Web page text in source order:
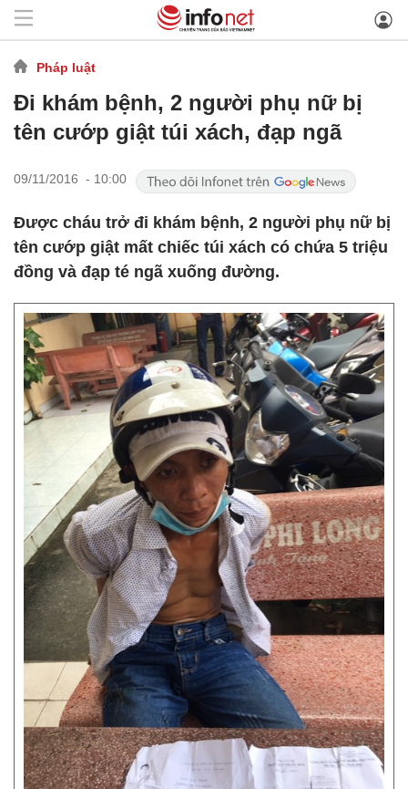
Pháp luật
Đi khám bệnh, 2 người phụ nữ bị
tên cướp giật túi xách, đạp ngã
09/11/2016 - 10:00
Được cháu trở đi khám bệnh, 2 người phụ nữ bị
tên cướp giật mất chiếc túi xách có chứa 5 triệu
đồng và đạp té ngã xuống đường.